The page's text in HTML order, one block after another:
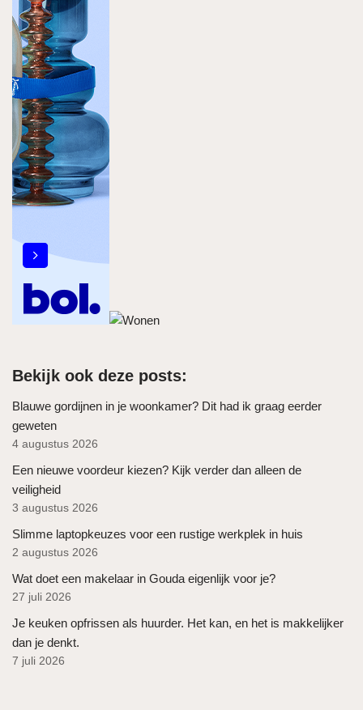
Bekijk ook deze posts:
Blauwe gordijnen in je woonkamer? Dit had ik graag eerder
geweten
4 augustus 2026
Een nieuwe voordeur kiezen? Kijk verder dan alleen de
veiligheid
3 augustus 2026
Slimme laptopkeuzes voor een rustige werkplek in huis
2 augustus 2026
Wat doet een makelaar in Gouda eigenlijk voor je?
27 juli 2026
Je keuken opfrissen als huurder. Het kan, en het is makkelijker
dan je denkt.
7 juli 2026